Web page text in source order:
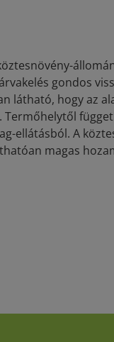
gondos
látható, hogy az
Termőhelytől
ellátásból. A
magas